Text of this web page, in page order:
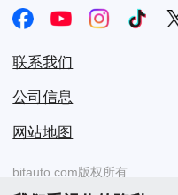
联系我们
公司信息
网站地图
bitauto.com版权所有